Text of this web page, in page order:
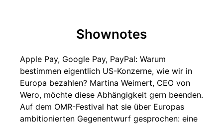
Shownotes
Apple Pay, Google Pay, PayPal: Warum
bestimmen eigentlich US-Konzerne, wie wir in
Europa bezahlen? Martina Weimert, CEO von
Wero, möchte diese Abhängigkeit gern beenden.
Auf dem OMR-Festival hat sie über Europas
ambitionierten Gegenentwurf gesprochen: eine